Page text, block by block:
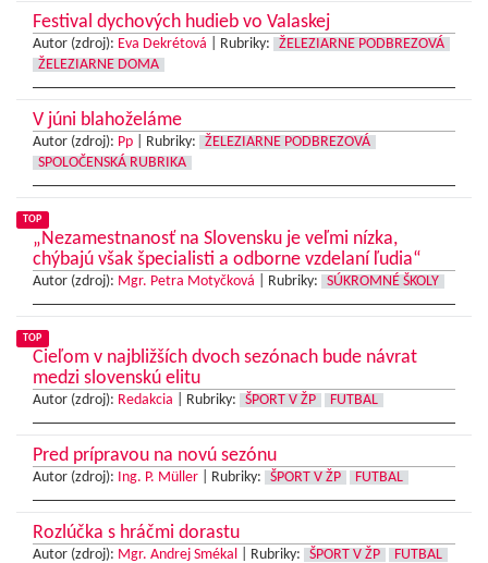
Festival dychových hudieb vo Valaskej
Autor (zdroj): Eva Dekrétová Rubriky:
ŽELEZIARNE PODBREZOVÁ
ŽELEZIARNE DOMA
V júni blahoželáme
Autor (zdroj): Pp Rubriky:
ŽELEZIARNE PODBREZOVÁ
SPOLOČENSKÁ RUBRIKA
TOP
„Nezamestnanosť na Slovensku je veľmi nízka,
chýbajú však špecialisti a odborne vzdelaní ľudia“
Autor (zdroj): Mgr. Petra Motyčková Rubriky: SÚKROMNÉ ŠKOLY
TOP
Cieľom v najbližších dvoch sezónach bude návrat
medzi slovenskú elitu
Autor (zdroj): Redakcia Rubriky: ŠPORT V ŽP FUTBAL
Pred prípravou na novú sezónu
Autor (zdroj): Ing. P. Müller Rubriky: ŠPORT V ŽP FUTBAL
Rozlúčka s hráčmi dorastu
Autor (zdroj): Mgr. Andrej Smékal Rubriky: ŠPORT V ŽP FUTBAL